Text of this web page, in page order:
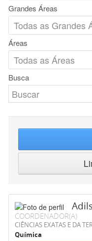
Grandes Áreas
Áreas
Busca
COORDENADOR(A)
CIÊNCIAS EXATAS E DA
Química